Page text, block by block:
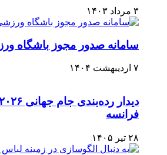
۳ مرداد ۱۴۰۳
سامانه صدور مجوز باشگاه
۷ اردیبهشت ۱۴۰۴
فرانسه
۲۸ تیر ۱۴۰۵